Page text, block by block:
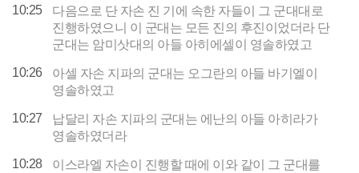
10:25
다음으로 단 자손 진 기에 속한 자들이 그 군대대로
진행하였으니 이 군대는 모든 진의 후진이었더라 단
군대는 암미삿대의 아들 아히에셀이 영솔하였고
10:26
아셀 자손 지파의 군대는 오그란의 아들 바기엘이
영솔하였고
10:27
납달리 자손 지파의 군대는 에난의 아들 아히라가
영솔하였더라
10:28
이스라엘 자손이 진행할 때에 이와 같이 그 군대를